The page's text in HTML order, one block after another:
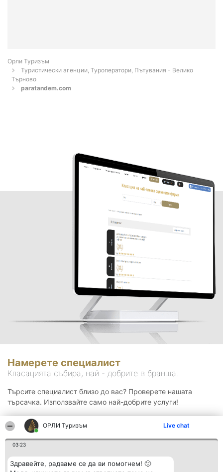
ОРЛИ Туризъм Live chat
03:23
Здравейте, радваме се да ви помогнем! 🙂
Орли Туризъм
Туристически агенции, Туроператори, Пътувания - Велико
Търново
paratandem.com
Намерете специалист
Класацията събира, най - добрите в бранша.
Търсите специалист близо до вас? Проверете нашата
търсачка. Използвайте само най-добрите услуги!